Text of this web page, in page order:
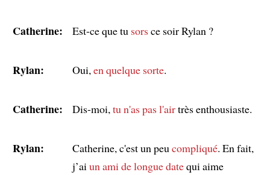
Catherine: Est-ce que tu sorsce soir Rylan ?
Rylan: Oui, en quelque sorte.
Catherine: Dis-moi, tu n'as pas l'airtrès enthousiaste.
Rylan: Catherine, c'est un peu compliqué. En fait,
j’ai un ami de longue datequi aime